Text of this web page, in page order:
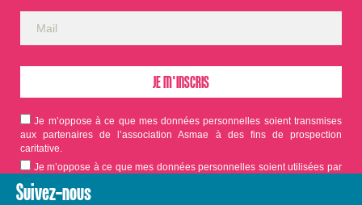
Je m’oppose à ce que mes données personnelles soient transmises
aux partenaires de l’association Asmae à des fins de prospection
caritative.
Je m’oppose à ce que mes données personnelles soient utilisées par
Asmae dans le cadre d'appels aux dons.
Suivez-nous